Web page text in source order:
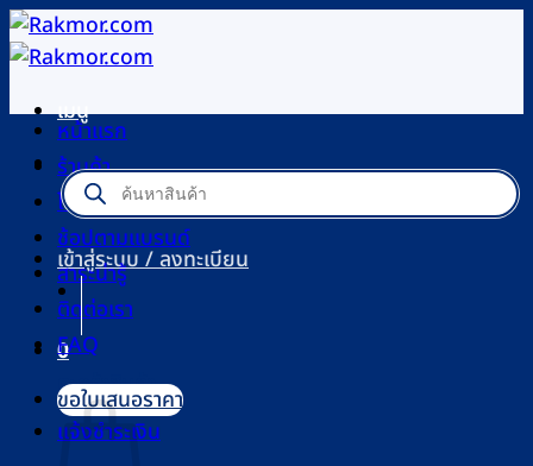
ข้าม
ไป
เนื้อหาเมนู
Products
search
เข้าสู่ระบบ / ลงทะเบียน
0
ตะกร้าสินค้า
หน้าแรก
ร้านค้า
โปรโมชัน
ช้อปตามแบรนด์
สาระน่ารู้
ติดต่อเรา
FAQ
ขอใบเสนอราคา
แจ้งชำระเงิน